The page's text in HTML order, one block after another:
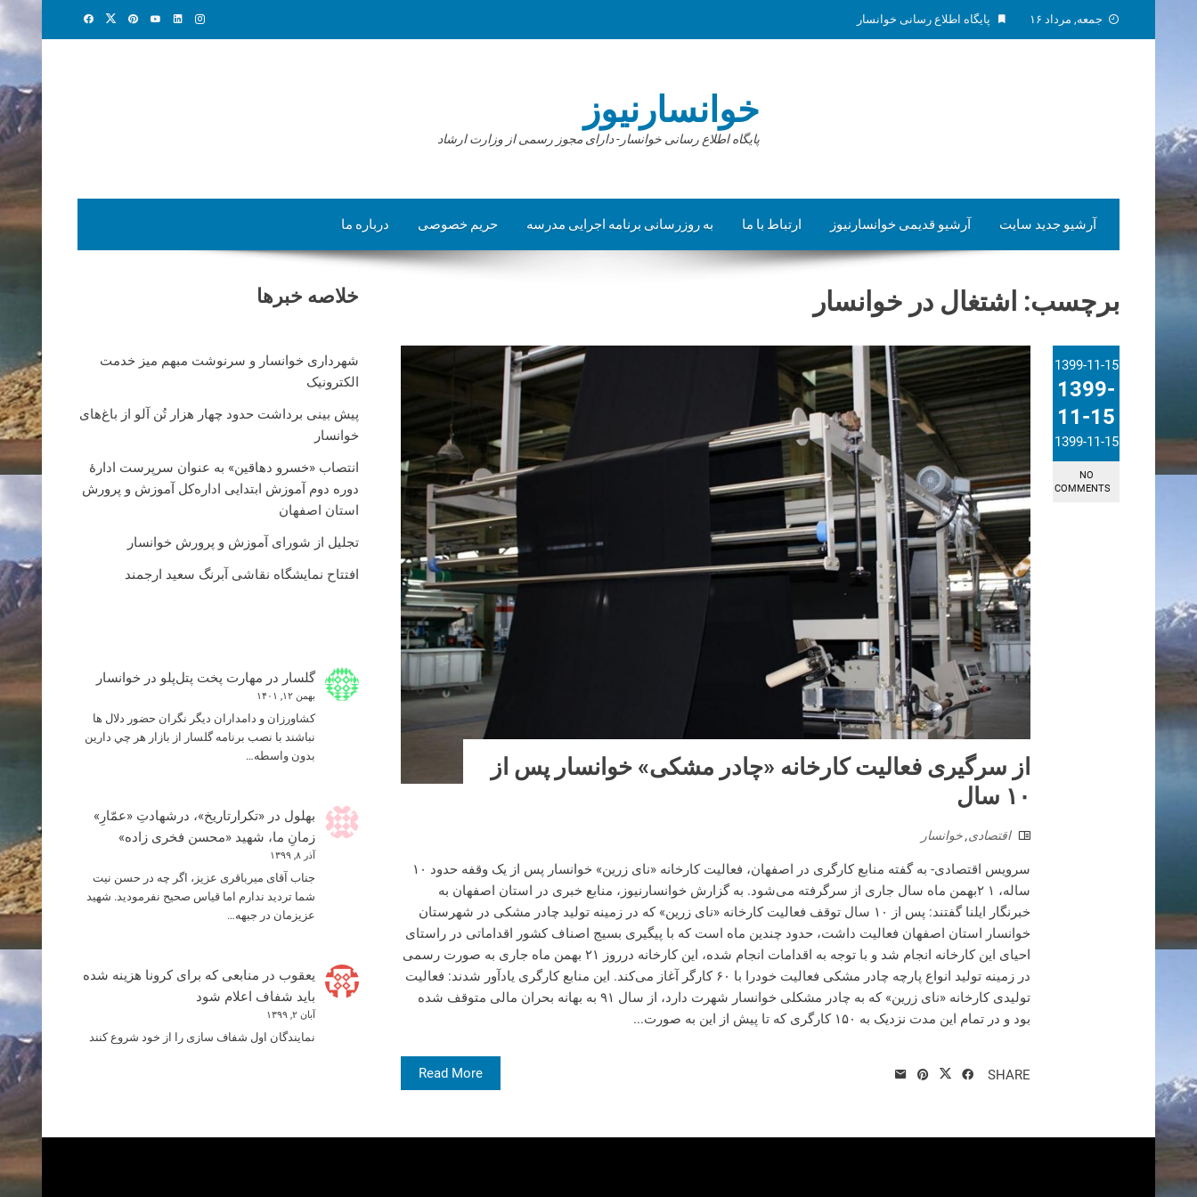
جمعه, مرداد ۱۶ پایگاه اطلاع رسانی خوانسار
خوانسارنیوز
پایگاه اطلاع رسانی خوانسار- دارای مجوز رسمی از وزارت ارشاد
آرشیو جدید سایت آرشیو قدیمی خوانسارنیوز ارتباط با ما به روزرسانی برنامه اجرایی مدرسه حریم خصوصی درباره ما
برچسب: اشتغال در خوانسار
1399-11-15
1399-
11-15
1399-11-15
NO
COMMENTS
از سرگیری فعالیت کارخانه «چادر مشکی» خوانسار پس از
۱۰ سال
اقتصادی,خوانسار
سرویس اقتصادی- به گفته منابع کارگری در اصفهان، فعالیت کارخانه «نای زرین» خوانسار پس از یک وقفه حدود ۱۰
ساله، ۱ ۲بهمن ماه سال جاری از سرگرفته می‌شود. به گزارش خوانسارنیوز، منابع خبری در استان اصفهان به
خبرنگار ایلنا گفتند: پس از ۱۰ سال توقف فعالیت کارخانه «نای زرین» که در زمینه تولید چادر مشکی در شهرستان
خوانسار استان اصفهان فعالیت داشت، حدود چندین ماه است که با پیگیری بسیج اصناف کشور اقداماتی در راستای
احیای این کارخانه انجام شد و با توجه به اقدامات انجام شده، این کارخانه درروز ۲۱ بهمن ماه جاری به صورت رسمی
در زمینه تولید انواع پارچه چادر مشکی فعالیت خودرا با ۶۰ کارگر آغاز می‌کند. این منابع کارگری یادآور شدند: فعالیت
تولیدی کارخانه «نای زرین» که به چادر مشکلی خوانسار شهرت دارد، از سال ۹۱ به بهانه بحران مالی متوقف شده
بود و در تمام این مدت نزدیک به ۱۵۰ کارگری که تا پیش از این به صورت‌...
Read More SHARE
خلاصه خبرها
شهرداری خوانسار و سرنوشت مبهم میز خدمت
الکترونیک
پیش بینی برداشت حدود چهار هزار تُن آلو از باغ‌های
خوانسار
انتصاب «خسرو دهاقین» به عنوان سرپرست ادارۀ
دوره دوم آموزش ابتدایی اداره‌کل آموزش و پرورش
استان اصفهان
تجلیل از شورای آموزش و پرورش خوانسار
افتتاح نمایشگاه نقاشی آبرنگ سعید ارجمند
گلسار در مهارت پخت پتل‌پلو در خوانسار
بهمن ۱۲, ۱۴۰۱
كشاورزان و دامداران ديگر نگران حضور دلال ها
نباشند با نصب برنامه گلسار از بازار هر چي دارين
بدون واسطه…
بهلول در «تکرارتاریخ»، درشهادتِ «عمّارِ»
زمانِ ما، شهید «محسن فخری زاده»
آذر ۸, ۱۳۹۹
جناب آقای میرباقری عزیز، اگر چه در حسن نیت
شما تردید ندارم اما قیاس صحیح نفرمودید. شهید
عزیزمان در جبهه…
یعقوب در منابعی که برای کرونا هزینه شده
باید شفاف اعلام شود
آبان ۲, ۱۳۹۹
نمایندگان اول شفاف سازی را از خود شروع کنند